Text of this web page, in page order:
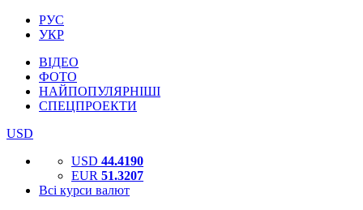
РУС
УКР
ВІДЕО
ФОТО
НАЙПОПУЛЯРНІШІ
СПЕЦПРОЕКТИ
USD
USD 44.4190
EUR 51.3207
Всі курси валют